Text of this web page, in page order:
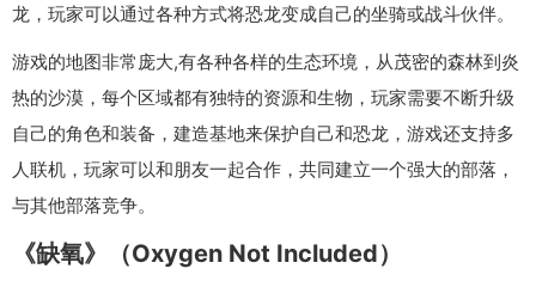
龙，玩家可以通过各种方式将恐龙变成自己的坐骑或战斗伙伴。
游戏的地图非常庞大,有各种各样的生态环境，从茂密的森林到炎
热的沙漠，每个区域都有独特的资源和生物，玩家需要不断升级
自己的角色和装备，建造基地来保护自己和恐龙，游戏还支持多
人联机，玩家可以和朋友一起合作，共同建立一个强大的部落，
与其他部落竞争。
《缺氧》（Oxygen Not Included）